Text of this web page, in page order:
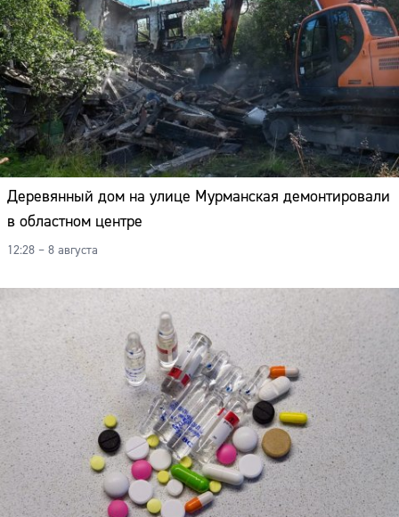
Деревянный дом на улице Мурманская демонтировали
в областном центре
12:28 – 8 августа